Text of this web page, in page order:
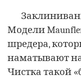
Модели
шредера,
наматывают
Чистка такой